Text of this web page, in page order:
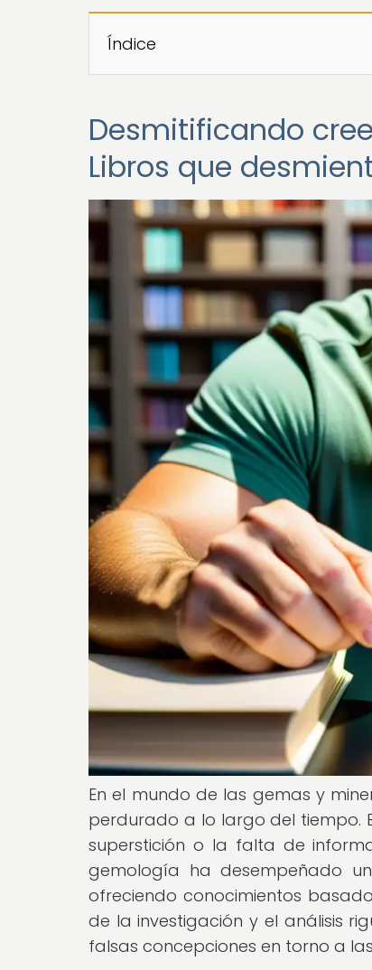
Índice
Desmitificando
Libros que
En el mundo de las gemas y
perdurado a lo largo del tiempo.
superstición o la falta de
gemología ha desempeñado
ofreciendo conocimientos
de la investigación y el análisis
falsas concepciones en torno a